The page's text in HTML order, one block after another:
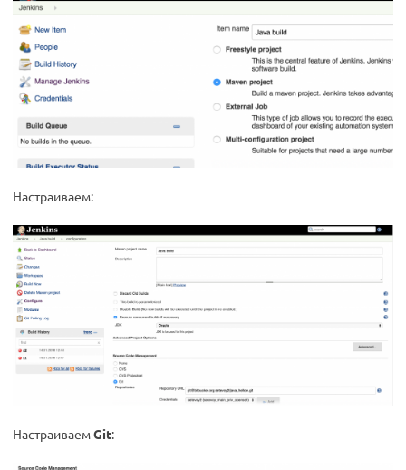
Настраиваем:
НастраиваемGit: